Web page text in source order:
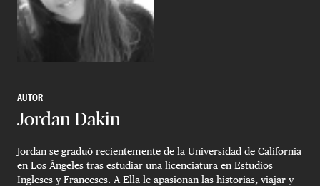
AUTOR
Jordan Dakin
Jordan se graduó recientemente de la Universidad de California
en Los Ángeles tras estudiar una licenciatura en Estudios
Ingleses y Franceses. A Ella le apasionan las historias, viajar y